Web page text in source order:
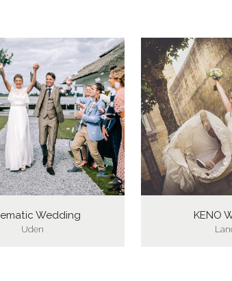
Wedding
Uden
KENO